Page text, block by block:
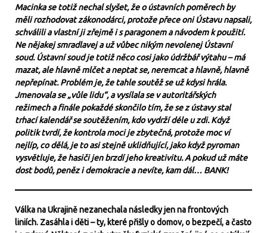
Macinka se totiž nechal slyšet, že o ústavních poměrech by
měli rozhodovat zákonodárci, protože přece oni Ústavu napsali,
schválili a vlastní ji zřejmě i s paragonem a návodem k použití.
Ne nějakej smradlavej a už vůbec nikým nevolenej Ústavní
soud. Ústavní soud je totiž něco cosi jako údržbář výtahu – má
mazat, ale hlavně mlčet a neptat se, neremcat a hlavně, hlavně
nepřepínat. Problém je, že tahle soutěž se už kdysi hrála.
Jmenovala se „vůle lidu“, a vysílala se v autoritářských
režimech a finále pokaždé skončilo tím, že se z ústavy stal
trhací kalendář se soutěžením, kdo vydrží déle u zdi. Když
politik tvrdí, že kontrola moci je zbytečná, protože moc ví
nejlíp, co dělá, je to asi stejně uklidňující, jako když pyroman
vysvětluje, že hasiči jen brzdí jeho kreativitu. A pokud už máte
dost bodů, peněz i demokracie a nevíte, kam dál… BANK!
Válka na Ukrajině nezanechala následky jen na frontových
liniích. Zasáhla i děti – ty, které přišly o domov, o bezpečí, a často